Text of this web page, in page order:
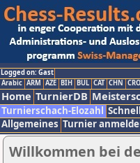
Logged on: Gast
Arabic ARM AZE BIH BUL CAT CHN CRO
Home TurnierDB
Turnierschach-Elozahl
Allgemeines Turnier
Willkommen bei